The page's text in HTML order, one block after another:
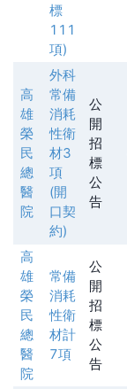
標
111
項)
高
雄
榮
民
總
醫
院
外科
常備
消耗
性衛
材3
項
(開
口契
約)
公
開
招
標
公
告
高
雄
榮
民
總
醫
院
常備
消耗
性衛
材計
7項
公
開
招
標
公
告